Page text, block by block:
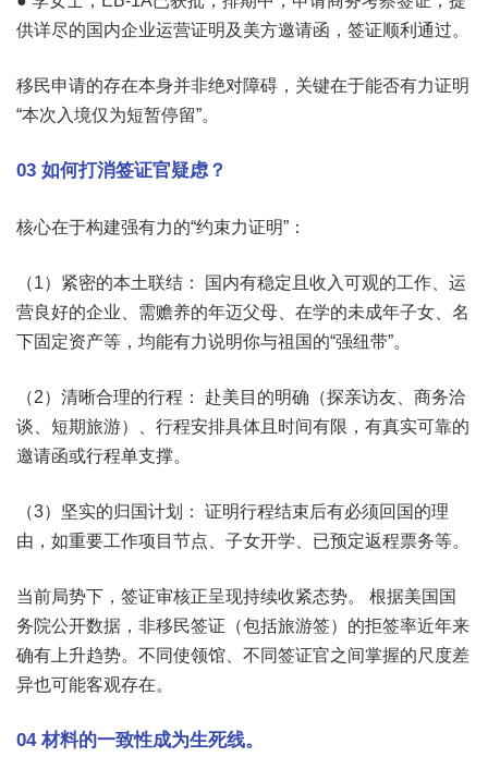
供详尽的国内企业运营证明及美方邀请函，签证顺利通过。
移民申请的存在本身并非绝对障碍，关键在于能否有力证明
“本次入境仅为短暂停留”。
03 如何打消签证官疑虑？
核心在于构建强有力的“约束力证明”：
（1）紧密的本土联结： 国内有稳定且收入可观的工作、运
营良好的企业、需赡养的年迈父母、在学的未成年子女、名
下固定资产等，均能有力说明你与祖国的“强纽带”。
（2）清晰合理的行程： 赴美目的明确（探亲访友、商务洽
谈、短期旅游）、行程安排具体且时间有限，有真实可靠的
邀请函或行程单支撑。
（3）坚实的归国计划： 证明行程结束后有必须回国的理
由，如重要工作项目节点、子女开学、已预定返程票务等。
当前局势下，签证审核正呈现持续收紧态势。 根据美国国
务院公开数据，非移民签证（包括旅游签）的拒签率近年来
确有上升趋势。不同使领馆、不同签证官之间掌握的尺度差
异也可能客观存在。
04 材料的一致性成为生死线。